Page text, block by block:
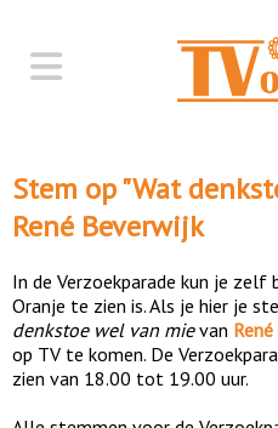
Stem op "Wat
René Beverwijk
In de Verzoekparade kun je zelf
Oranje te zien is. Als je hier je
denkstoe wel van mievan
op TV te komen. De
zien van 18.00 tot 19.00 uur.